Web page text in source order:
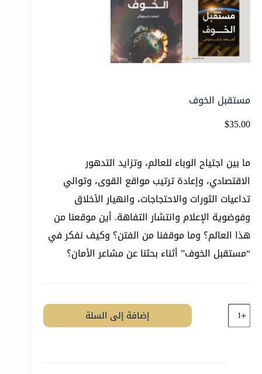
مستقبل الخوف
$35.00
ما بين اجتياح الوباء للعالم، وتزايد التدهور
الاقتصادي، وإعادة ترتيب مواقع القوى، وتوالي
تداعيات الثورات والاحتجاجات، وانهيار الأخلاق
وفوضوية الإعلام وانتشار التفاهة. أين موقعنا من
هذا العالم؟ وما موقفنا من الفتن؟ وكيف نفكر في
“مستقبل الخوف” أثناء بحثنا عن مشاعر الأمان؟
كمية
مستقبل
إضافة إلى السلة